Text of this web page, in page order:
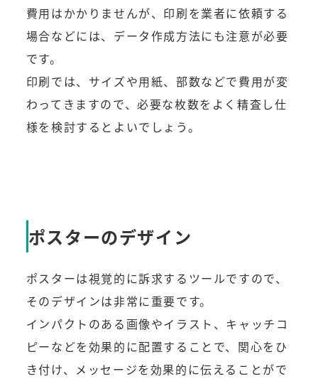
費用はかかりませんが、印刷を業者に依頼する
場合などには、データ作成方法にも注意が必要
です。
印刷では、サイズや用紙、部数などで費用が変
わってきますので、必要な枚数をよく精査し仕
様を検討するとよいでしょう。
ポスターのデザイン
ポスターは視覚的に訴求するツールですので、
そのデザインは非常に重要です。
インパクトのある画像やイラスト、キャッチコ
ピーなどを効果的に配置することで、関心をひ
き付け、メッセージを効果的に伝えることがで